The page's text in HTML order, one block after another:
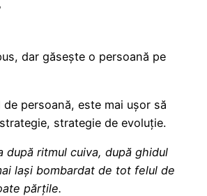
dar găsește o persoană pe
persoană, este mai ușor să
strategie de evoluție.
după ritmul cuiva, după ghidul
lași bombardat de tot felul de
părțile.